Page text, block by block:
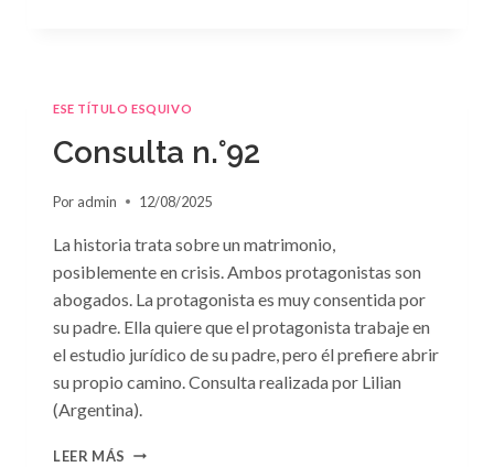
MAGNATE
GRIEGO»
DE
BAIRD
ESE TÍTULO ESQUIVO
Consulta n.°92
Por admin 12/08/2025
La historia trata sobre un matrimonio,
posiblemente en crisis. Ambos protagonistas son
abogados. La protagonista es muy consentida por
su padre. Ella quiere que el protagonista trabaje en
el estudio jurídico de su padre, pero él prefiere abrir
su propio camino. Consulta realizada por Lilian
(Argentina).
LEER MÁS CONSULTA